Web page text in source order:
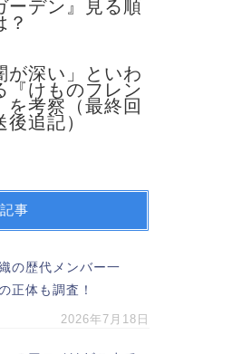
ーデン』見る順
？
が深い」といわ
『けものフレン
を考察（最終回
後追記）
事
の歴代メンバー一
正体も調査！
2026年7月18日